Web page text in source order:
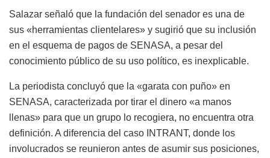
Salazar señaló que la fundación del senador es una de
sus «herramientas clientelares» y sugirió que su inclusión
en el esquema de pagos de SENASA, a pesar del
conocimiento público de su uso político, es inexplicable.
La periodista concluyó que la «garata con puño» en
SENASA, caracterizada por tirar el dinero «a manos
llenas» para que un grupo lo recogiera, no encuentra otra
definición. A diferencia del caso INTRANT, donde los
involucrados se reunieron antes de asumir sus posiciones,